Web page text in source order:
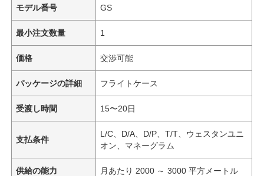
モデル番号 GS
最小注文数量 1
価格 交渉可能
パッケージの詳細 フライトケース
受渡し時間 15〜20日
支払条件
L/C、D/A、D/P、T/T、ウェスタンユニ
オン、マネーグラム
供給の能力 月あたり 2000 ～ 3000 平方メートル